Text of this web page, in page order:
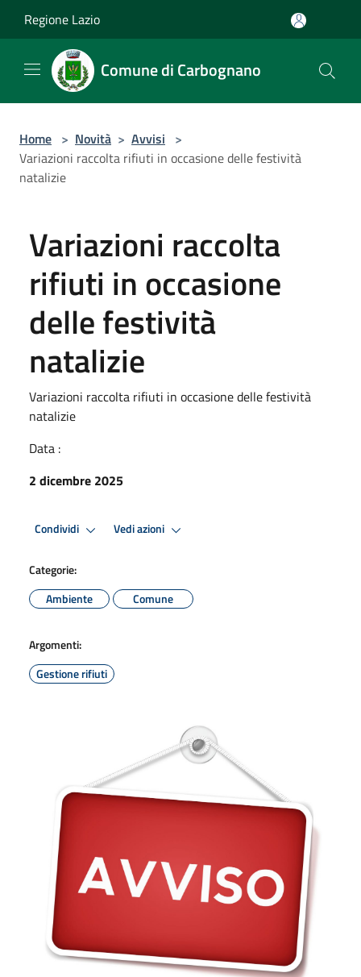
Regione Lazio
Comune di Carbognano
Home > Novità > Avvisi >
Variazioni raccolta rifiuti in occasione delle festività
natalizie
Variazioni raccolta
rifiuti in occasione
delle festività
natalizie
Variazioni raccolta rifiuti in occasione delle festività
natalizie
Data :
2 dicembre 2025
Condividi Vedi azioni
Categorie:
Ambiente
Comune
Argomenti:
Gestione rifiuti